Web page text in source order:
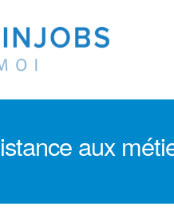
aux